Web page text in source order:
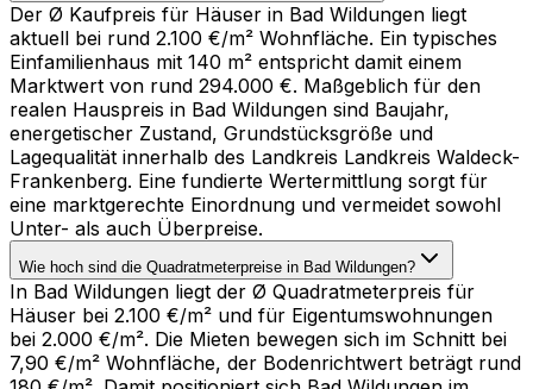
Der Ø Kaufpreis für Häuser in Bad Wildungen liegt
aktuell bei rund 2.100 €/m² Wohnfläche. Ein typisches
Einfamilienhaus mit 140 m² entspricht damit einem
Marktwert von rund 294.000 €. Maßgeblich für den
realen Hauspreis in Bad Wildungen sind Baujahr,
energetischer Zustand, Grundstücksgröße und
Lagequalität innerhalb des Landkreis Landkreis Waldeck-
Frankenberg. Eine fundierte Wertermittlung sorgt für
eine marktgerechte Einordnung und vermeidet sowohl
Unter- als auch Überpreise.
Wie hoch sind die Quadratmeterpreise in Bad Wildungen?
In Bad Wildungen liegt der Ø Quadratmeterpreis für
Häuser bei 2.100 €/m² und für Eigentumswohnungen
bei 2.000 €/m². Die Mieten bewegen sich im Schnitt bei
7,90 €/m² Wohnfläche, der Bodenrichtwert beträgt rund